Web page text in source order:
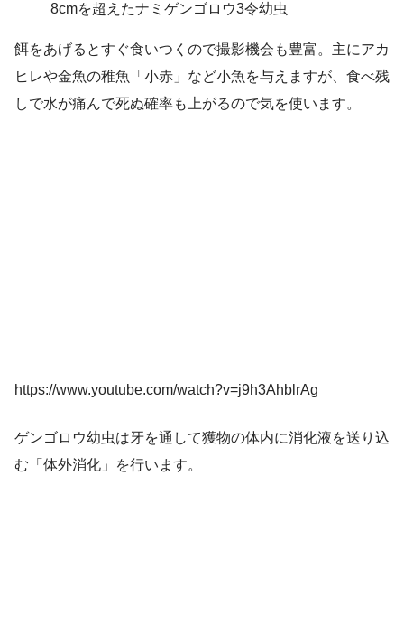
8cmを超えたナミゲンゴロウ3令幼虫
餌をあげるとすぐ食いつくので撮影機会も豊富。主にアカ
ヒレや金魚の稚魚「小赤」など小魚を与えますが、食べ残
しで水が痛んで死ぬ確率も上がるので気を使います。
https://www.youtube.com/watch?v=j9h3AhblrAg
ゲンゴロウ幼虫は牙を通して獲物の体内に消化液を送り込
む「体外消化」を行います。